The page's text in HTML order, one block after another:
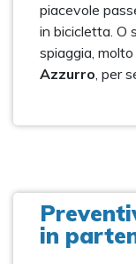
piacevole
in bicicletta. O
spiaggia,
Azzurro, per
in